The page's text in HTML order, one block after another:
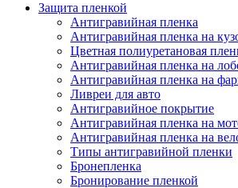
Защита пленкой
Антигравийная пленка
Антигравийная пленка на
Цветная полиуретановая
Антигравийная пленка на
Антигравийная пленка на
Ливреи для авто
Антигравийное покрытие
Антигравийная пленка на
Антигравийная пленка на
Типы антигравийной пленки
Бронепленка
Бронирование пленкой